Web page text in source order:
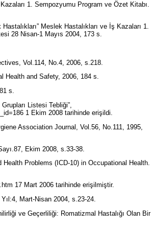
1. Sempozyumu Program ve Özet Kitabı.
Meslek Hastalıkları ve İş Kazaları 1.
28 Nisan-1 Mayıs 2004, 173 s.
Vol.114, No.4, 2006, s.218.
Health and Safety, 2006, 184 s.
s.
Listesi Tebliği”,
1 Ekim 2008 tarihinde erişildi.
Association Journal, Vol.56, No.111, 1995,
Ekim 2008, s.33-38.
Problems (ICD-10) in Occupational Health.
17 Mart 2006 tarihinde erişilmiştir.
Mart-Nisan 2004, s.23-24.
ve Geçerliliği: Romatizmal Hastalığı Olan Bir